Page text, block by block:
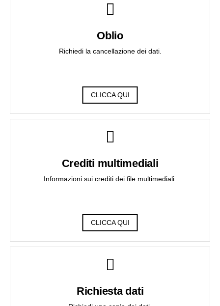
Oblio
Richiedi la cancellazione dei dati.
CLICCA QUI
Crediti multimediali
Informazioni sui crediti dei file multimediali.
CLICCA QUI
Richiesta dati